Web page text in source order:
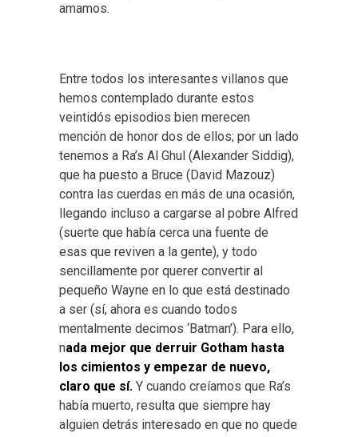
amamos.
Entre todos los interesantes villanos que
hemos contemplado durante estos
veintidós episodios bien merecen
mención de honor dos de ellos; por un lado
tenemos a Ra’s Al Ghul (Alexander Siddig),
que ha puesto a Bruce (David Mazouz)
contra las cuerdas en más de una ocasión,
llegando incluso a cargarse al pobre Alfred
(suerte que había cerca una fuente de
esas que reviven a la gente), y todo
sencillamente por querer convertir al
pequeño Wayne en lo que está destinado
a ser (sí, ahora es cuando todos
mentalmente decimos ‘Batman’). Para ello,
nada mejor que derruir Gotham hasta
los cimientos y empezar de nuevo,
claro que sí. Y cuando creíamos que Ra’s
había muerto, resulta que siempre hay
alguien detrás interesado en que no quede